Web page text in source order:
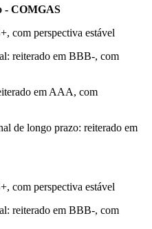
- COMGAS
com perspectiva estável
reiterado em BBB-, com
em AAA, com
de longo prazo: reiterado em
com perspectiva estável
reiterado em BBB-, com